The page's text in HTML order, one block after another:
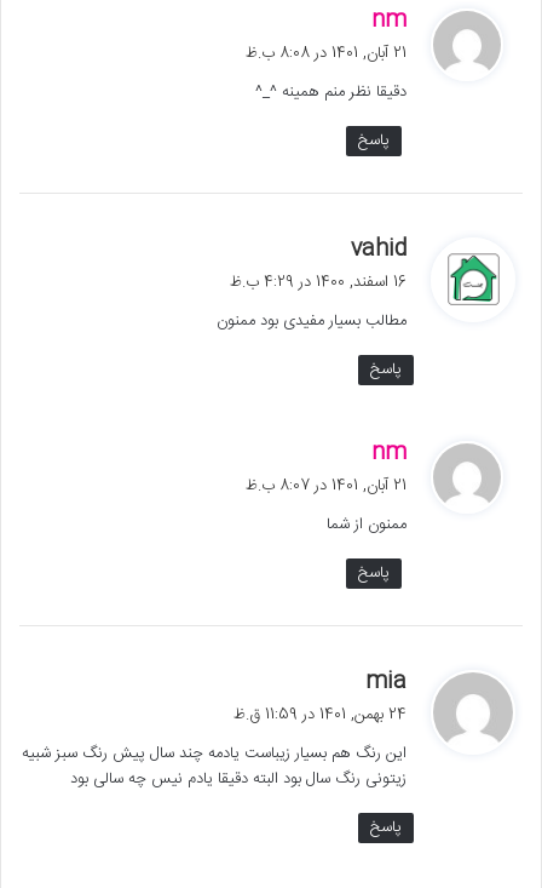
nm
ت
:
21 آبان, 1401 در 8:08 ب.ظ
دقیقا نظر منم همینه ^_^
پاسخ
vahid
:
16 اسفند, 1400 در 4:29 ب.ظ
مطالب بسیار مفیدی بود ممنون
پاسخ
nm
ت
:
21 آبان, 1401 در 8:07 ب.ظ
ممنون از شما
پاسخ
mia
ت
:
24 بهمن, 1401 در 11:59 ق.ظ
این رنگ هم بسیار زیباست یادمه چند سال پیش رنگ سبز شبیه
زیتونی رنگ سال بود البته دقیقا یادم نیس چه سالی بود
پاسخ